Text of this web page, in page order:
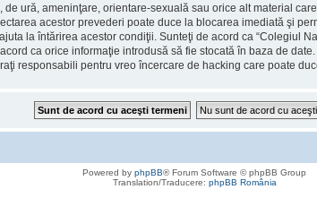
ură, ameninţare, orientare-sexuală sau orice alt material
acestor prevederi poate duce la blocarea imediată şi
la întărirea acestor condiţii. Sunteţi de acord ca “Colegiul
ca orice informaţie introdusă să fie stocată în baza de
responsabili pentru vreo încercare de hacking care poate
Powered by phpBB® Forum Software © phpBB Group
Translation/Traducere: phpBB România